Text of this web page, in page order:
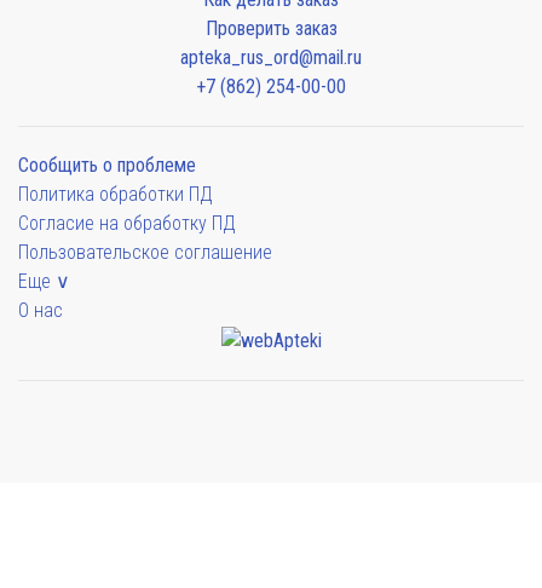
Проверить заказ
apteka_rus_ord@mail.ru
+7 (862) 254-00-00
Сообщить о проблеме
Политика обработки ПД
Согласие на обработку ПД
Пользовательское соглашение
Еще ∨
О нас